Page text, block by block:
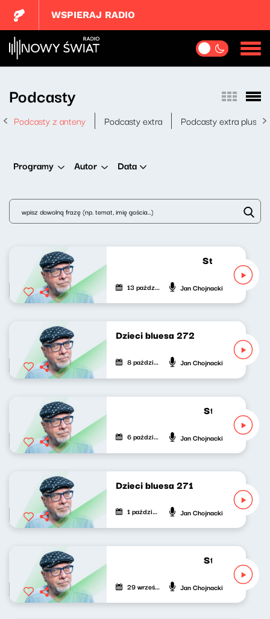
WSPIERAJ RADIO
Podcasty
Podcasty z anteny Podcasty extra Podcasty extra plus
Programy Autor Data
Strumień
13 października 2025 Jan Chojnacki
Dzieci bluesa 272
8 października 2025 Jan Chojnacki
Strumień
6 października 2025 Jan Chojnacki
Dzieci bluesa 271
1 października 2025 Jan Chojnacki
Strumień
29 września 2025 Jan Chojnacki